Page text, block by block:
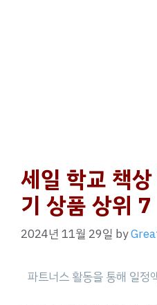
세일 학교 책
기 상품 상위 7
2024년 11월 29일 by